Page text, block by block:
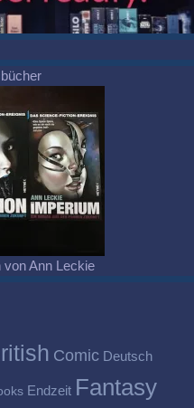
Ann Leckie
Comic Deutsch
Endzeit Fantasy